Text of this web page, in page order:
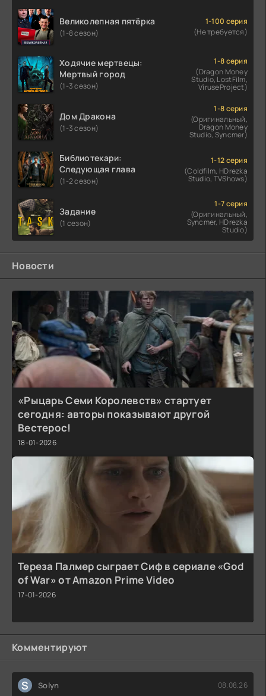
Великолепная пятёрка
(1-8 сезон)
1-100 серия
(Не требуется)
Ходячие мертвецы:
Мертвый город
(1-3 сезон)
1-8 серия
(Dragon Money
Studio, LostFilm,
ViruseProject)
Дом Дракона
(1-3 сезон)
1-8 серия
(Оригинальный,
Dragon Money
Studio, Syncmer)
Библиотекари:
Следующая глава
(1-2 сезон)
1-12 серия
(Coldfilm, HDrezka
Studio, TVShows)
Задание
(1 сезон)
1-7 серия
(Оригинальный,
Syncmer, HDrezka
Studio)
Новости
«Рыцарь Семи Королевств» стартует
сегодня: авторы показывают другой
Вестерос!
18-01-2026
Тереза Палмер сыграет Сиф в сериале «God
of War» от Amazon Prime Video
17-01-2026
Комментируют
S Solyn 08.08.26